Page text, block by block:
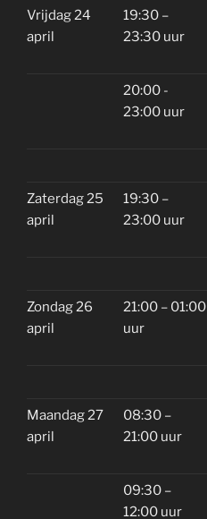
Vrijdag 24
april
19:30 –
23:30 uur
20:00 -
23:00 uur
Zaterdag 25
april
19:30 –
23:00 uur
Zondag 26
april
21:00 – 01:00
uur
Maandag 27
april
08:30 –
21:00 uur
09:30 –
12:00 uur